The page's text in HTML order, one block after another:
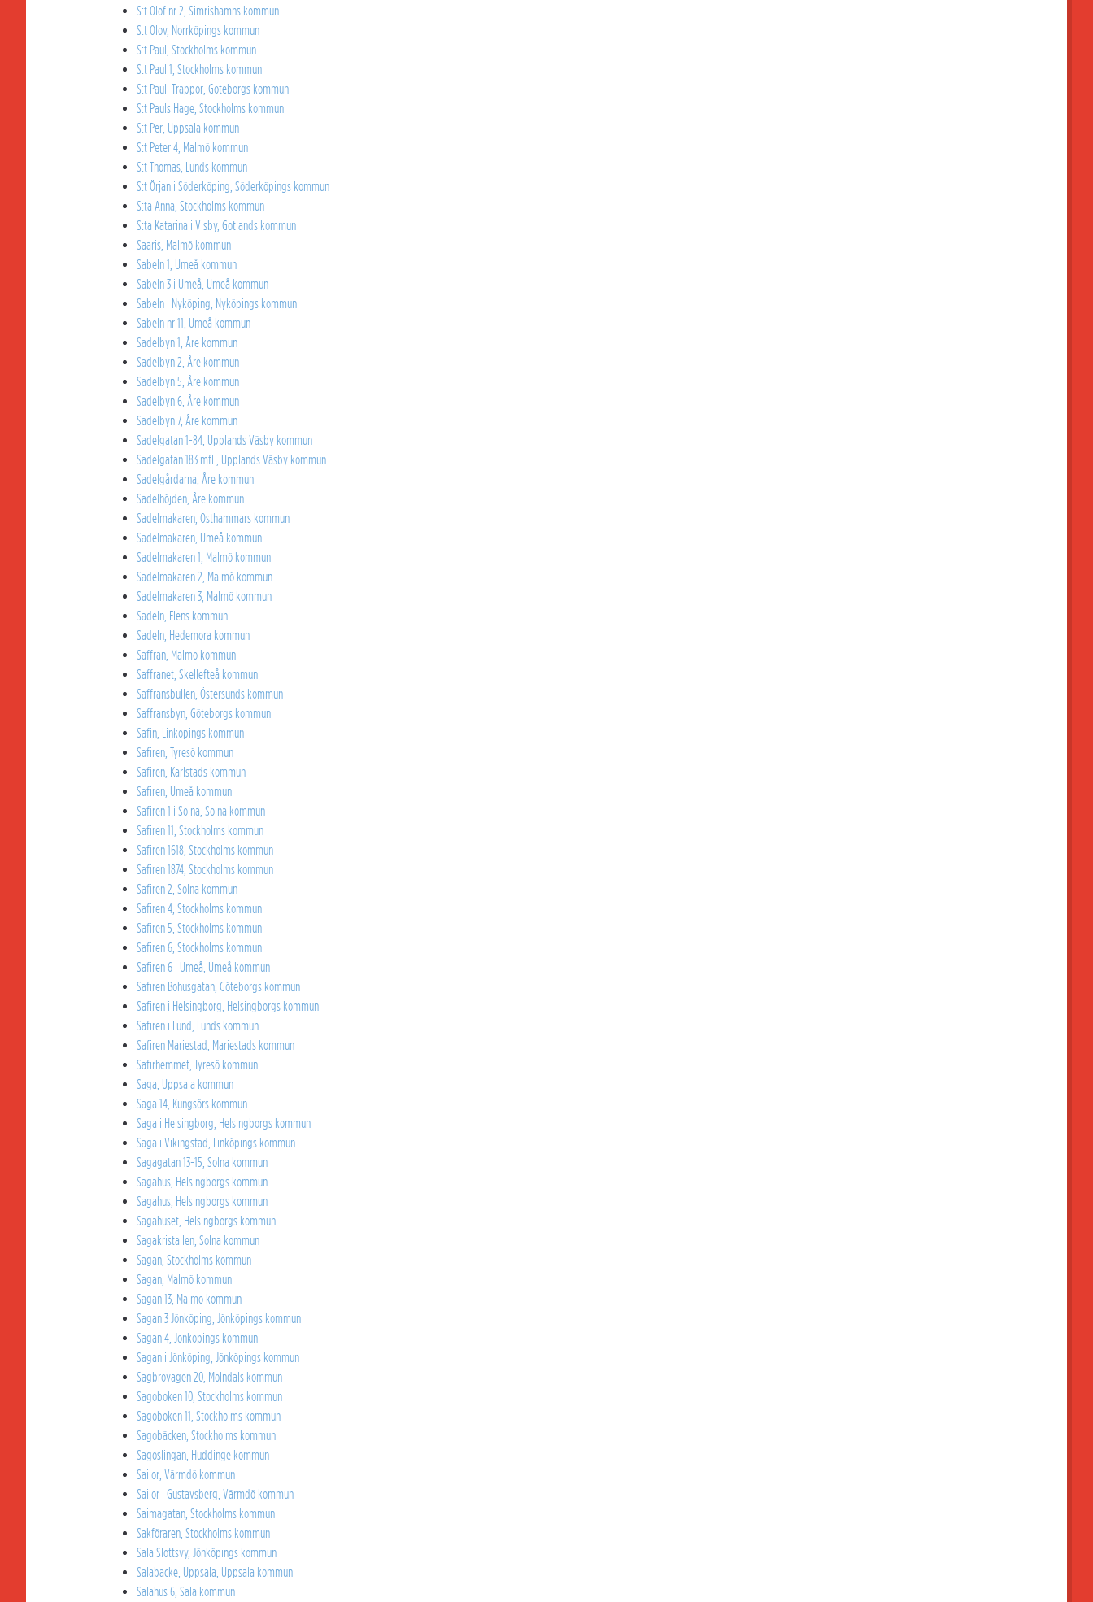
S:t Olof nr 2, Simrishamns kommun
S:t Olov, Norrköpings kommun
S:t Paul, Stockholms kommun
S:t Paul 1, Stockholms kommun
S:t Pauli Trappor, Göteborgs kommun
S:t Pauls Hage, Stockholms kommun
S:t Per, Uppsala kommun
S:t Peter 4, Malmö kommun
S:t Thomas, Lunds kommun
S:t Örjan i Söderköping, Söderköpings kommun
S:ta Anna, Stockholms kommun
S:ta Katarina i Visby, Gotlands kommun
Saaris, Malmö kommun
Sabeln 1, Umeå kommun
Sabeln 3 i Umeå, Umeå kommun
Sabeln i Nyköping, Nyköpings kommun
Sabeln nr 11, Umeå kommun
Sadelbyn 1, Åre kommun
Sadelbyn 2, Åre kommun
Sadelbyn 5, Åre kommun
Sadelbyn 6, Åre kommun
Sadelbyn 7, Åre kommun
Sadelgatan 1-84, Upplands Väsby kommun
Sadelgatan 183 mfl., Upplands Väsby kommun
Sadelgårdarna, Åre kommun
Sadelhöjden, Åre kommun
Sadelmakaren, Östhammars kommun
Sadelmakaren, Umeå kommun
Sadelmakaren 1, Malmö kommun
Sadelmakaren 2, Malmö kommun
Sadelmakaren 3, Malmö kommun
Sadeln, Flens kommun
Sadeln, Hedemora kommun
Saffran, Malmö kommun
Saffranet, Skellefteå kommun
Saffransbullen, Östersunds kommun
Saffransbyn, Göteborgs kommun
Safin, Linköpings kommun
Safiren, Tyresö kommun
Safiren, Karlstads kommun
Safiren, Umeå kommun
Safiren 1 i Solna, Solna kommun
Safiren 11, Stockholms kommun
Safiren 1618, Stockholms kommun
Safiren 1874, Stockholms kommun
Safiren 2, Solna kommun
Safiren 4, Stockholms kommun
Safiren 5, Stockholms kommun
Safiren 6, Stockholms kommun
Safiren 6 i Umeå, Umeå kommun
Safiren Bohusgatan, Göteborgs kommun
Safiren i Helsingborg, Helsingborgs kommun
Safiren i Lund, Lunds kommun
Safiren Mariestad, Mariestads kommun
Safirhemmet, Tyresö kommun
Saga, Uppsala kommun
Saga 14, Kungsörs kommun
Saga i Helsingborg, Helsingborgs kommun
Saga i Vikingstad, Linköpings kommun
Sagagatan 13-15, Solna kommun
Sagahus, Helsingborgs kommun
Sagahus, Helsingborgs kommun
Sagahuset, Helsingborgs kommun
Sagakristallen, Solna kommun
Sagan, Stockholms kommun
Sagan, Malmö kommun
Sagan 13, Malmö kommun
Sagan 3 Jönköping, Jönköpings kommun
Sagan 4, Jönköpings kommun
Sagan i Jönköping, Jönköpings kommun
Sagbrovägen 20, Mölndals kommun
Sagoboken 10, Stockholms kommun
Sagoboken 11, Stockholms kommun
Sagobäcken, Stockholms kommun
Sagoslingan, Huddinge kommun
Sailor, Värmdö kommun
Sailor i Gustavsberg, Värmdö kommun
Saimagatan, Stockholms kommun
Sakföraren, Stockholms kommun
Sala Slottsvy, Jönköpings kommun
Salabacke, Uppsala, Uppsala kommun
Salahus 6, Sala kommun